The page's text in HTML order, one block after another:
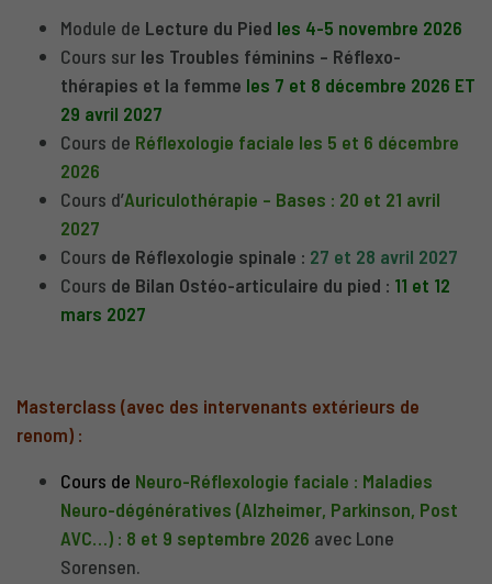
Module de Lecture du Pied les 4-5 novembre 2026
Cours sur les Troubles féminins – Réflexo-
thérapies et la femme les 7 et 8 décembre 2026 ET
29 avril 2027
Cours de Réflexologie faciale les 5 et 6 décembre
2026
Cours d’Auriculothérapie – Bases : 20 et 21 avril
2027
Cours de Réflexologie spinale : 27 et 28 avril 2027
Cours de Bilan Ostéo-articulaire du pied : 11 et 12
mars 2027
Masterclass (avec des intervenants extérieurs de
renom) :
Cours de Neuro-Réflexologie faciale : Maladies
Neuro-dégénératives (Alzheimer, Parkinson, Post
AVC…) : 8 et 9 septembre 2026 avec Lone
Sorensen.